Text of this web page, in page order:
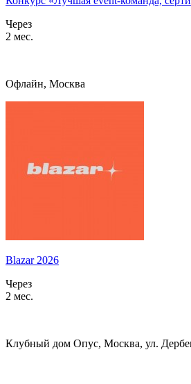
Через
2 мес.
Офлайн, Москва
Blazar 2026
Через
2 мес.
Клубный дом Опус, Москва, ул.